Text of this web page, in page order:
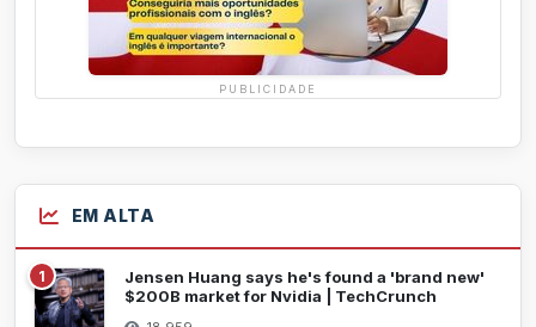
PUBLICIDADE
EM ALTA
1
Jensen Huang says he's found a 'brand new'
$200B market for Nvidia | TechCrunch